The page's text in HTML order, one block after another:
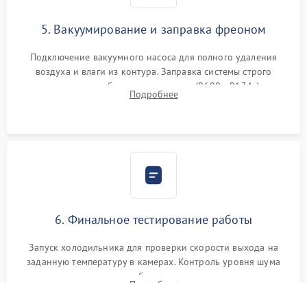
5. Вакуумирование и заправка фреоном
Подключение вакуумного насоса для полного удаления
воздуха и влаги из контура. Заправка системы строго
дозированным объемом хладагента (R600a, R134a) по
электронным весам. Контроль рабочего давления в системе.
Подробнее
6. Финальное тестирование работы
Запуск холодильника для проверки скорости выхода на
заданную температуру в камерах. Контроль уровня шума
компрессора, отсутствия обмерзания стенок и корректного